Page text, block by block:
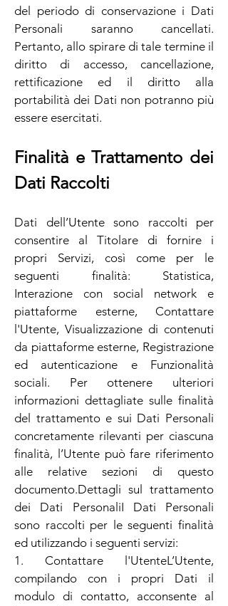
del periodo di conservazione i Dati
Personali saranno cancellati.
Pertanto, allo spirare di tale termine il
diritto di accesso, cancellazione,
rettificazione ed il diritto alla
portabilità dei Dati non potranno più
essere esercitati.
Finalità e Trattamento dei
Dati Raccolti
Dati dell’Utente sono raccolti per
consentire al Titolare di fornire i
propri Servizi, così come per le
seguenti finalità: Statistica,
Interazione con social network e
piattaforme esterne, Contattare
l'Utente, Visualizzazione di contenuti
da piattaforme esterne, Registrazione
ed autenticazione e Funzionalità
sociali. Per ottenere ulteriori
informazioni dettagliate sulle finalità
del trattamento e sui Dati Personali
concretamente rilevanti per ciascuna
finalità, l’Utente può fare riferimento
alle relative sezioni di questo
documento.Dettagli sul trattamento
dei Dati PersonaliI Dati Personali
sono raccolti per le seguenti finalità
ed utilizzando i seguenti servizi:
1. Contattare l'UtenteL’Utente,
compilando con i propri Dati il
modulo di contatto, acconsente al